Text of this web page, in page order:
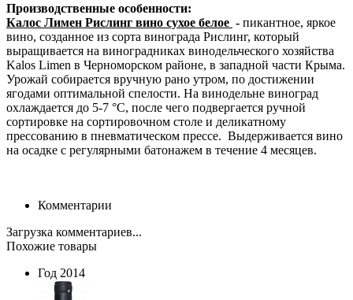
Производственные особенности:
Калос Лимен Рислинг вино сухое белое - пикантное, яркое
вино, созданное из сорта винограда Рислинг, который
выращивается на виноградниках винодельческого хозяйства
Kalos Limen в Черноморском районе, в западной части Крыма.
Урожай собирается вручную рано утром, по достижении
ягодами оптимальной спелости. На винодельне виноград
охлаждается до 5-7 °С, после чего подвергается ручной
сортировке на сортировочном столе и деликатному
прессованию в пневматическом прессе. Выдерживается вино
на осадке с регулярными батонажем в течение 4 месяцев.
Комментарии
Загрузка комментариев...
Похожие товары
Год 2014